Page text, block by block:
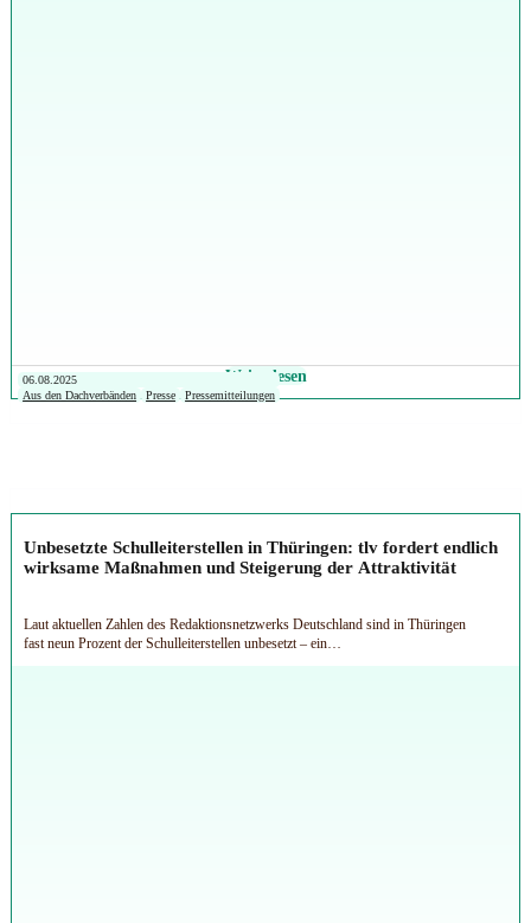
06.08.2025
Aus den Dachverbänden
Presse Pressemitteilungen
Weiterlesen
Unbesetzte Schulleiterstellen in Thüringen: tlv fordert endlich
wirksame Maßnahmen und Steigerung der Attraktivität
Laut aktuellen Zahlen des Redaktionsnetzwerks Deutschland sind in Thüringen
fast neun Prozent der Schulleiterstellen unbesetzt – ein…